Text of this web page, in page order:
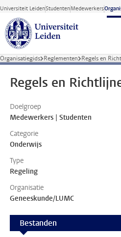
Ga direct naar de inhoud
Universiteit LeidenStudentenMedewerkers
Organisatiegids Reglementen Regels en
Regels en
Doelgroep
Medewerkers | Studenten
Categorie
Onderwijs
Type
Regeling
Organisatie
Geneeskunde/LUMC
Bestanden